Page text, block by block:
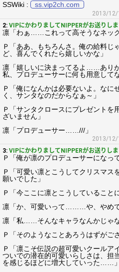
SSWiki :
ss.vip2ch.com
2013/12/
2: VIPにかわりましてNIPPERがお送りし
凛「わぁ……これって高そうなネッ
Ｐ「ああ、もちろんさ。俺の給料じ
ど、喜んでくれたら嬉しいかな」
凛「嬉しいに決まってるよ……あ
私、プロデューサーに何も用意し
Ｐ「俺になんかは必要ないよ。なに
く、サンタなのだからなぁ～」
Ｐ「サンタクロースにプレゼントを
ざいません」
凛「プロデューサー……///」
2013/12/
3: VIPにかわりましてNIPPERがお送りし
Ｐ「俺が凛のプロデューサーになっ
Ｐ「可愛い凛とこうしてクリスマス
願いでした」
Ｐ「今ここに凛とこうしていること
凛「か、可愛いって………や、やめ
凛「私……そんなキャラなんかじゃ
Ｐ「そのようなことあろうはずがご
Ｐ「凛こそ伝説の超可愛いクール
ついでの潜在的可愛いらしさは、担
を感じるほどに増大していった……」